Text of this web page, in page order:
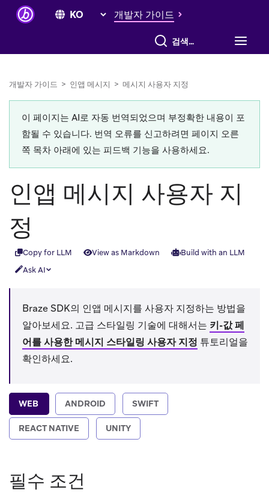
개발자 가이드
전체 검색
개발자 가이드 > 인앱 메시지 > 메시지 사용자 지정
이 페이지는 AI로 자동 번역되었으며 부정확한 내용이 포
함될 수 있습니다. 번역 오류를 신고하려면 페이지 오른
쪽 목차 아래에 있는 피드백 기능을 사용하세요.
인앱 메시지 사용자 지
정
Copy for LLM View as Markdown
Build with an LLM
Ask AI
Braze SDK의 인앱 메시지를 사용자 지정하는 방법을
알아보세요. 고급 스타일링 기술에 대해서는 키-값 페
어를 사용한 메시지 스타일링 사용자 지정 튜토리얼을
확인하세요.
WEB ANDROID SWIFT
REACT NATIVE UNITY
필수 조건